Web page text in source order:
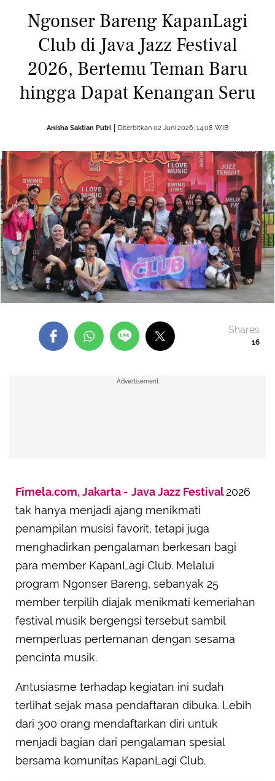
Ngonser Bareng KapanLagi
Club di Java Jazz Festival
2026, Bertemu Teman Baru
hingga Dapat Kenangan Seru
Anisha Saktian Putri Diterbitkan 02 Juni 2026, 14:08 WIB
16
Shares
Advertisement
Fimela.com, Jakarta - Java Jazz Festival2026
tak hanya menjadi ajang menikmati
penampilan musisi favorit, tetapi juga
menghadirkan pengalaman berkesan bagi
para member KapanLagi Club. Melalui
program Ngonser Bareng, sebanyak 25
member terpilih diajak menikmati kemeriahan
festival musik bergengsi tersebut sambil
memperluas pertemanan dengan sesama
pencinta musik.
Antusiasme terhadap kegiatan ini sudah
terlihat sejak masa pendaftaran dibuka. Lebih
dari 300 orang mendaftarkan diri untuk
menjadi bagian dari pengalaman spesial
bersama komunitas KapanLagi Club.